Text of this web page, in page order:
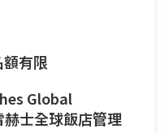
有限
Global
士全球飯店管理